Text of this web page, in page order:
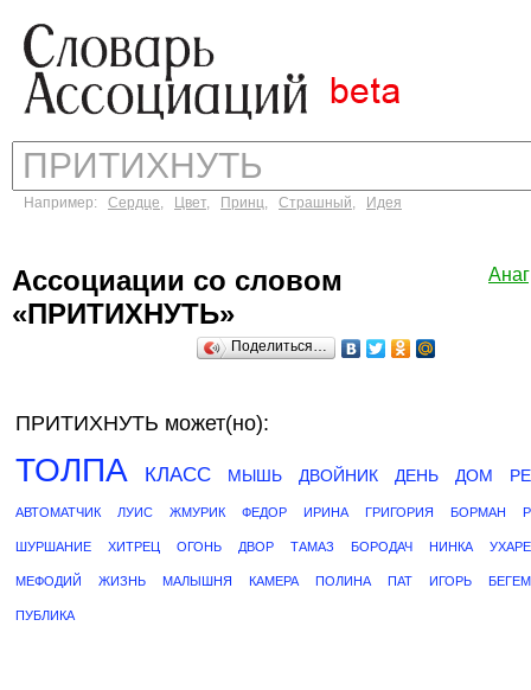
Например: Сердце, Цвет, Принц, Страшный, Идея
Ассоциации со словом
«ПРИТИХНУТЬ»
Поделиться…
ПРИТИХНУТЬ может(но):
ТОЛПА КЛАСС МЫШЬ ДВОЙНИК ДЕНЬ ДОМ
АВТОМАТЧИК ЛУИС ЖМУРИК ФЕДОР ИРИНА ГРИГОРИЯ БОРМАН
ШУРШАНИЕ ХИТРЕЦ ОГОНЬ ДВОР ТАМАЗ БОРОДАЧ НИНКА
МЕФОДИЙ ЖИЗНЬ МАЛЫШНЯ КАМЕРА ПОЛИНА ПАТ ИГОРЬ
ПУБЛИКА